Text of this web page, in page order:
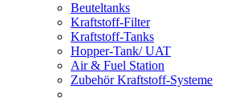
Beuteltanks
Kraftstoff-Filter
Kraftstoff-Tanks
Hopper-Tank/ UAT
Air & Fuel Station
Zubehör Kraftstoff-Systeme